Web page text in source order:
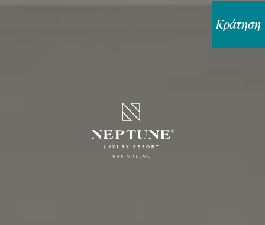
Κράτηση